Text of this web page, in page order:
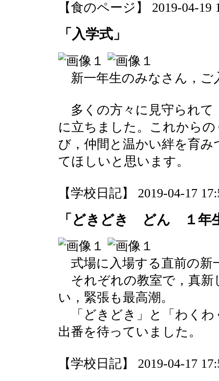
【食のページ】 2019-04-19
「入学式」
新一年生のみなさん，ご
多くの方々に見守られて
に立ちました。これから
び，仲間と温かい絆を育
てほしいと思います。
【学校日記】 2019-04-17
「どきどき どん １年
式場に入場する直前の新
それぞれの教室で，真新
い，緊張も最高潮。
「どきどき」と「わくわ
出番を待っていました。
【学校日記】 2019-04-17